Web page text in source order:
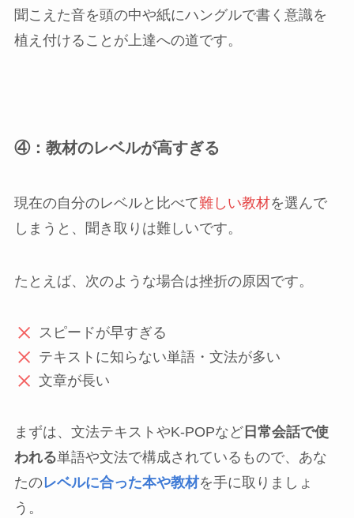
聞こえた音を頭の中や紙にハングルで書く意識を
植え付けることが上達への道です。
④：教材のレベルが高すぎる
現在の自分のレベルと比べて難しい教材を選んで
しまうと、聞き取りは難しいです。
たとえば、次のような場合は挫折の原因です。
スピードが早すぎる
テキストに知らない単語・文法が多い
文章が長い
まずは、文法テキストやK-POPなど日常会話で使
われる単語や文法で構成されているもので、あな
たのレベルに合った本や教材を手に取りましょ
う。